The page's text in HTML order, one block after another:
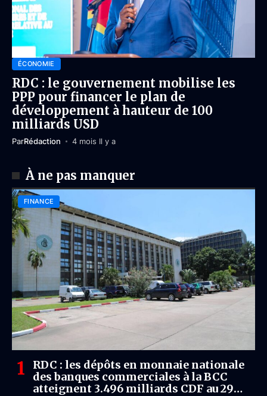
ÉCONOMIE
RDC : le gouvernement mobilise les
PPP pour financer le plan de
développement à hauteur de 100
milliards USD
ParRédaction 4 mois Il y a
À ne pas manquer
FINANCE
RDC : les dépôts en monnaie nationale
des banques commerciales à la BCC
atteignent 3.496 milliards CDF au 29